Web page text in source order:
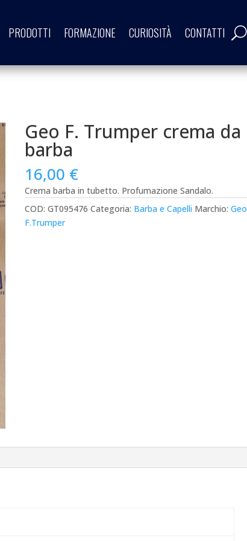
PRODOTTI FORMAZIONE CURIOSITÀ CONTATTI
Geo F. Trumper crema da
barba
16,00 €
Crema barba in tubetto. Profumazione Sandalo.
COD:GT095476 Categoria: Barba e Capelli Marchio:Geo
F.Trumper